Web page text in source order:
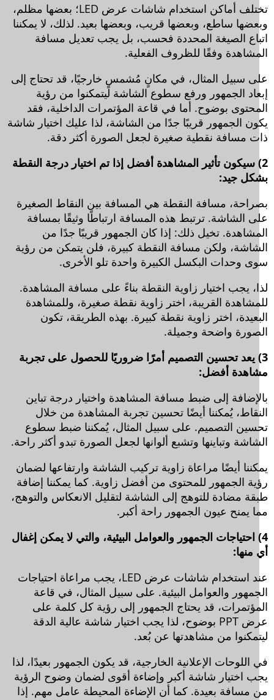
تختلف أماكن استخدام شاشات عرض LED؛ بعضها مظلم،
ساطع، وبعضها قريب، وبعضها بعيد. لذلك، لا يمكننا
الصيغة المحددة فحسب، بل يجب تعديل مسافة
وفقًا للظروف الفعلية.
سبيل المثال، في مكانٍ مُشمسٍ خارجيًا، قد تحتاج إلى
الجمهور ورفع سطوع الشاشة ليتمكنوا من رؤية
بوضوح. أما في قاعة المؤتمرات الداخلية، فقد
الجمهور قريبًا جدًا من الشاشة، لذا عليك اختيار شاشة
مسافة نقطية صغيرة لجعل الصورة أكثر دقة.
سيكون تأثير المشاهدة أفضل إذا تم اختيار درجة النقطة
جيد:
مسافة النقطة هي المسافة بين النقاط الصغيرة
الشاشة. ترتبط هذه المسافة ارتباطًا وثيقًا بمسافة
تخيل ذلك: إذا كان الجمهور قريبًا جدًا من
ولكن مسافة النقطة كبيرة، فلن يتمكن من رؤية
وحدات البكسل الكبيرة واحدة تلو الأخرى.
يجب اختيار زاوية النقطة بناءً على مسافة المشاهدة.
القريبة، اختر زاوية نقطة صغيرة، وللمشاهدة
اختر زاوية نقطة كبيرة. بهذه الطريقة، تكون
واضحة وجميلة.
يعد تحسين التصميم أمرًا ضروريًا للحصول على تجربة
أفضل:
إلى ضبط مسافة المشاهدة واختيار درجة تباين
يُمكننا أيضًا تحسين تجربة المشاهدة من خلال
التصميم. على سبيل المثال، يُمكننا ضبط سطوع
وتباينها وتشبع ألوانها لجعل الصورة تبدو أكثر راحة.
أيضًا مراعاة زاوية تركيب الشاشة وارتفاعها لضمان
الجمهور للمحتوى من أفضل زاوية. كما يمكننا إضافة
مضادة للتوهج إلى الشاشة لتقليل الانعكاس والتوهج،
يمنح عيون الجمهور راحة أكبر.
احتياجات الجمهور والعوامل البيئية، والتي لا يمكن إغفال
منها:
عند استخدام شاشات عرض LED، يجب مراعاة احتياجات
والعوامل البيئية. على سبيل المثال، في قاعة
قد يحتاج الجمهور إلى رؤية كل كلمة على
عرض PPT بوضوح، لذا يجب اختيار شاشة عالية الدقة
من مشاهدتها عن بُعد.
اللوحات الإعلانية الخارجية، قد يكون الجمهور بعيدًا، لذا
اختيار شاشة أكبر وإضاءة أقوى لضمان وضوح الرؤية
مسافة بعيدة. كما أن الإضاءة المحيطة عامل مهم. إذا